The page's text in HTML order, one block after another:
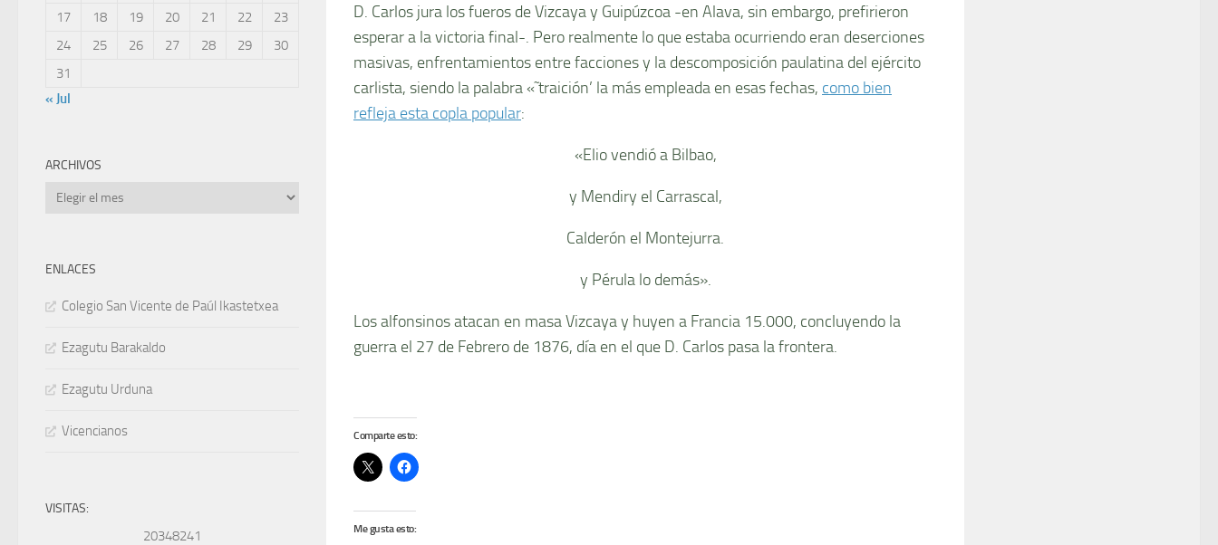
D. Carlos jura los fueros de Vizcaya y Guipúzcoa -en Alava, sin embargo, prefirieron
esperar a la victoria final-. Pero realmente lo que estaba ocurriendo eran deserciones
masivas, enfrentamientos entre facciones y la descomposición paulatina del ejército
carlista, siendo la palabra «˜traición’ la más empleada en esas fechas, como bien
refleja esta copla popular:
«Elio vendió a Bilbao,
y Mendiry el Carrascal,
Calderón el Montejurra.
y Pérula lo demás».
Los alfonsinos atacan en masa Vizcaya y huyen a Francia 15.000, concluyendo la
guerra el 27 de Febrero de 1876, dí­a en el que D. Carlos pasa la frontera.
Comparte esto:
Me gusta esto:
17
18 19 20 21 22
23
24
25 26 27 28 29
30
31
« Jul
ARCHIVOS
Archivos
ENLACES
Colegio San Vicente de Paúl Ikastetxea
Ezagutu Barakaldo
Ezagutu Urduna
Vicencianos
VISITAS:
20348241